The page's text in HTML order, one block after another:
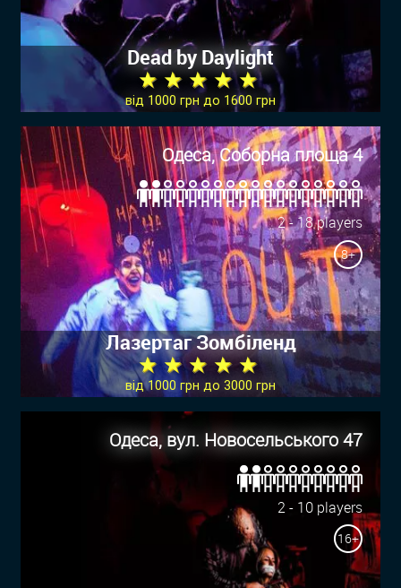
Dead by Daylight
★ ★ ★ ★ ★
від 1000 грн до 1600 грн
Одеса, Соборна площа 4
2 - 18 players
8+
Лазертаг Зомбіленд
★ ★ ★ ★ ★
від 1000 грн до 3000 грн
Одеса, вул. Новосельського 47
2 - 10 players
16+